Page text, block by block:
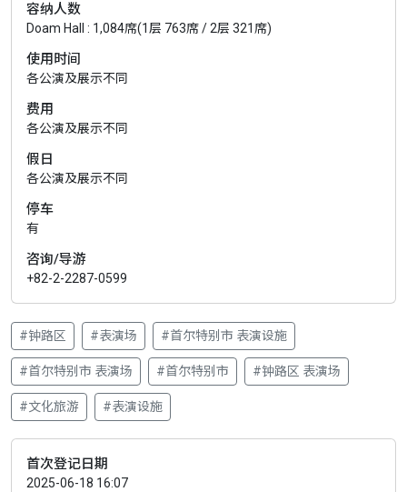
容纳人数
Doam Hall : 1,084席(1层 763席 / 2层 321席)
使用时间
各公演及展示不同
费用
各公演及展示不同
假日
各公演及展示不同
停车
有
咨询/导游
+82-2-2287-0599
#钟路区 #表演场 #首尔特别市 表演设施
#首尔特别市 表演场 #首尔特别市 #钟路区 表演场
#文化旅游 #表演设施
首次登记日期
2025-06-18 16:07